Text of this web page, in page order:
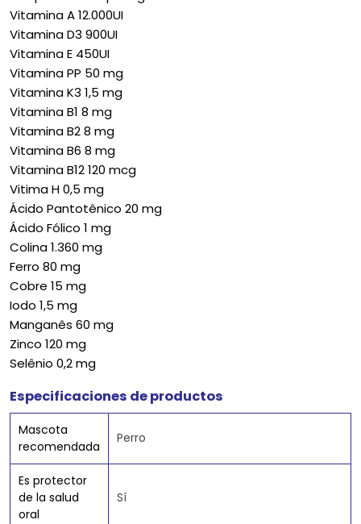
Vitamina A 12.000UI
Vitamina D3 900UI
Vitamina E 450UI
Vitamina PP 50 mg
Vitamina K3 1,5 mg
Vitamina B1 8 mg
Vitamina B2 8 mg
Vitamina B6 8 mg
Vitamina B12 120 mcg
Vitima H 0,5 mg
Ácido Pantotênico 20 mg
Ácido Fólico 1 mg
Colina 1.360 mg
Ferro 80 mg
Cobre 15 mg
Iodo 1,5 mg
Manganês 60 mg
Zinco 120 mg
Selênio 0,2 mg
Especificaciones de productos
Mascota
recomendada
Perro
Es protector
de la salud
oral
Sí